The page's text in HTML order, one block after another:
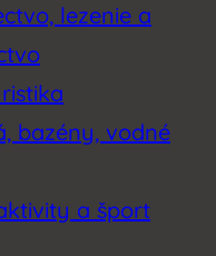
lezenie a
bazény, vodné
a šport